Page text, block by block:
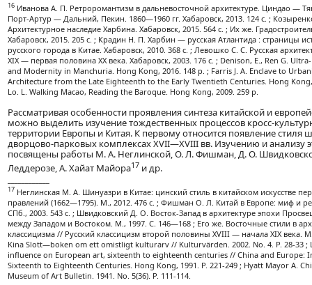
16 Иванова А. П. Ретроромантизм в дальневосточной архитектуре. Циндао —
Порт-Артур — Дальний, Пекин. 1860—1960 гг. Хабаровск, 2013. 124 с. ;
Архитектурное наследие Харбина. Хабаровск, 2015. 564 с. ; Их же.
Хабаровск, 2015. 205 с. ; Крадин Н. П. Харбин — русская Атлантида : страницы
русского города в Китае. Хабаровск, 2010. 368 с. ; Левошко С. С. Русская
XIX — первая половина XX века. Хабаровск, 2003. 176 с. ; Denison, E., Ren G.
and Modernity in Manchuria. Hong Kong, 2016. 148 p. ; Farris J. A. Enclave to
Architecture from the Late Eighteenth to the Early Twentieth Centuries. Hong Kong,
Lo. L. Walking Macao, Reading the Baroque. Hong Kong, 2009. 259 p.
Рассматривая особенности проявления синтеза китайской и
можно выделить изучение тождественных процессов кросс-
территории Европы и Китая. К первому относится появление стиля
дворцово-парковых комплексах XVII—XVIII вв. Изучению и анализу
посвящены работы М. А. Неглинской, О. Л. Фишман, Д. О.
Леддерозе, А. Хайат Майора17 и др.
17 Неглинская М. А. Шинуазри в Китае: цинский стиль в китайском искусстве
правлений (1662—1795). М., 2012. 476 с. ; Фишман О. Л. Китай в Европе: миф и
СПб., 2003. 543 с. ; Швидковский Д. О. Восток-Запад в архитектуре эпохи
между Западом и Востоком. М., 1997. С. 146—168 ; Его же. Восточные стили в
классицизма // Русский классицизм второй половины XVIII — начала XIX века.
Kina Slott—boken om ett omistligt kulturarv // Kulturvärden. 2002. No. 4. P. 28-33 ;
influence on European art, sixteenth to eighteenth centuries // China and Europe:
Sixteenth to Eighteenth Centuries. Hong Kong, 1991. P. 221-249 ; Hyatt Mayor A.
Museum of Art Bulletin. 1941. No. 5(36). P. 111-114.